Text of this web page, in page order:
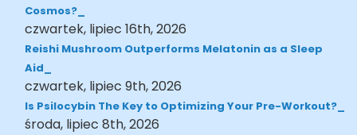
Cosmos?
czwartek, lipiec 16th, 2026
Reishi Mushroom Outperforms Melatonin as a Sleep
Aid
czwartek, lipiec 9th, 2026
Is Psilocybin The Key to Optimizing Your Pre-Workout?
środa, lipiec 8th, 2026